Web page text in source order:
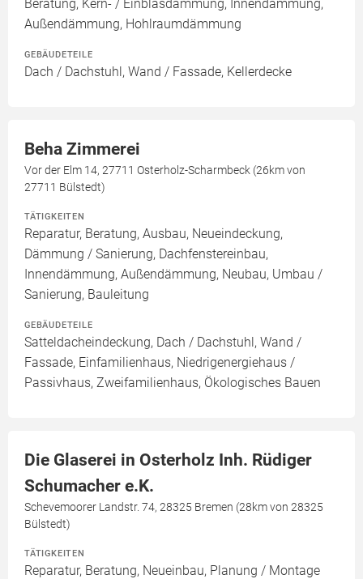
Beratung, Kern- / Einblasdämmung, Innendämmung,
Außendämmung, Hohlraumdämmung
GEBÄUDETEILE
Dach / Dachstuhl, Wand / Fassade, Kellerdecke
Beha Zimmerei
Vor der Elm 14, 27711 Osterholz-Scharmbeck (26km von
27711 Bülstedt)
TÄTIGKEITEN
Reparatur, Beratung, Ausbau, Neueindeckung,
Dämmung / Sanierung, Dachfenstereinbau,
Innendämmung, Außendämmung, Neubau, Umbau /
Sanierung, Bauleitung
GEBÄUDETEILE
Satteldacheindeckung, Dach / Dachstuhl, Wand /
Fassade, Einfamilienhaus, Niedrigenergiehaus /
Passivhaus, Zweifamilienhaus, Ökologisches Bauen
Die Glaserei in Osterholz Inh. Rüdiger
Schumacher e.K.
Schevemoorer Landstr. 74, 28325 Bremen (28km von 28325
Bülstedt)
TÄTIGKEITEN
Reparatur, Beratung, Neueinbau, Planung / Montage